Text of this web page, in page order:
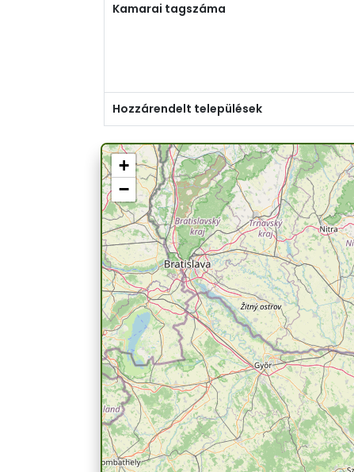
Kamarai tagszáma
Hozzárendelt települések
+
−